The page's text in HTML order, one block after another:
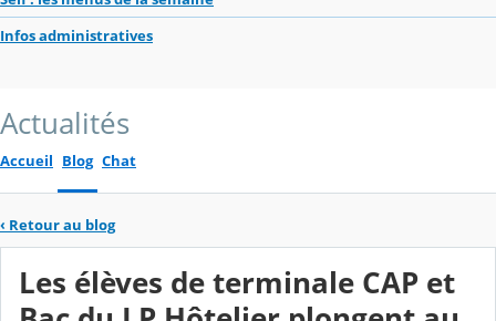
Infos administratives
Actualités
Accueil Blog Chat
‹ Retour au blog
Les élèves de terminale CAP et